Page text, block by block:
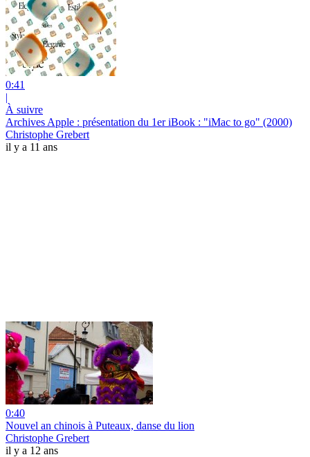
0:41
|
À suivre
Archives Apple : présentation du 1er iBook : "iMac to go" (2000)
Christophe Grebert
il y a 11 ans
0:40
Nouvel an chinois à Puteaux, danse du lion
Christophe Grebert
il y a 12 ans